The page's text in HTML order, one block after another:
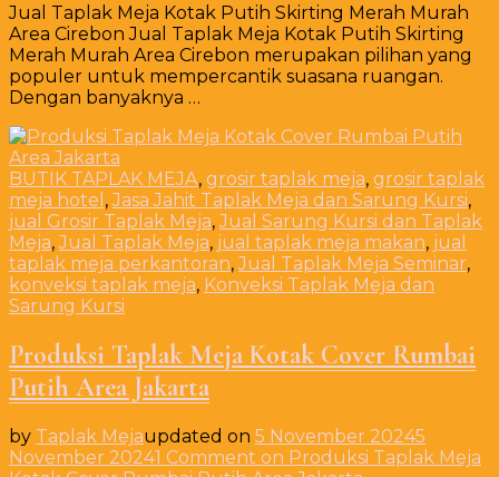
Jual Taplak Meja Kotak Putih Skirting Merah Murah
Area Cirebon Jual Taplak Meja Kotak Putih Skirting
Merah Murah Area Cirebon merupakan pilihan yang
populer untuk mempercantik suasana ruangan.
Dengan banyaknya …
BUTIK TAPLAK MEJA, grosir taplak meja, grosir taplak
meja hotel ,Jasa Jahit Taplak Meja dan Sarung Kursi,
jual Grosir Taplak Meja,Jual Sarung Kursi dan Taplak
Meja,Jual Taplak Meja, jual taplak meja makan, jual
taplak meja perkantoran,Jual Taplak Meja Seminar,
konveksi taplak meja, Konveksi Taplak Meja dan
Sarung Kursi
Produksi Taplak Meja Kotak Cover Rumbai
Putih Area Jakarta
by Taplak Mejaupdated on 5 November 20245
November 20241 Comment on Produksi Taplak Meja